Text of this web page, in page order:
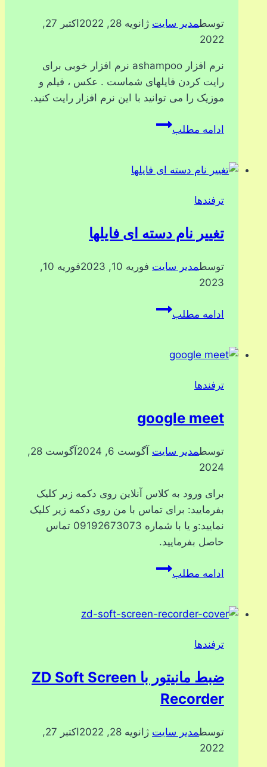
توسطمدیر سایت ژانویه 28, 2022
اکتبر 27,
2022
نرم افزار ashampoo نرم افزار خوبی برای
رایت کردن فایلهای شماست . عکس ، فیلم و
موزیک را می توانید با این نرم افزار رایت کنید.
ادامه مطلبرایت
ashampoo
ترفندها
تغییر نام دسته ای فایلها
توسطمدیر سایت فوریه 10, 2023
فوریه 10,
2023
ادامه مطلبتغییر
ای
ترفندها
google meet
توسطمدیر سایت آگوست 6, 2024
آگوست 28,
2024
برای ورود به کلاس آنلاین روی دکمه زیر کلیک
بفرمایید: برای تماس با من روی دکمه زیر کلیک
نمایید:و یا با شماره 09192673073 تماس
حاصل بفرمایید.
ادامه مطلبgoogle
ترفندها
ضبط مانیتور با ZD Soft Screen
Recorder
توسطمدیر سایت ژانویه 28, 2022
اکتبر 27,
2022